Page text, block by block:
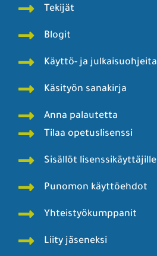
Tekijät
Blogit
Käyttö- ja julkaisuohjeita
Käsityön sanakirja
Anna palautetta
Tilaa opetuslisenssi
Sisällöt lisenssikäyttäjille
Punomon käyttöehdot
Yhteistyökumppanit
Liity jäseneksi